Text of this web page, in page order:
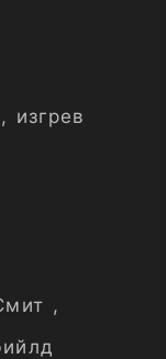
, изгрев
,